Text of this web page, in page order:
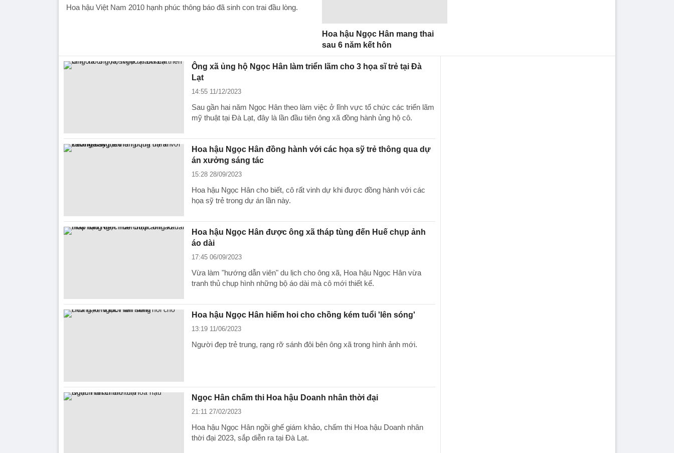
Hoa hậu Việt Nam 2010 hạnh phúc thông báo đã sinh con trai đầu lòng.
Hoa hậu Ngọc Hân mang thai
sau 6 năm kết hôn
Ông xã ủng hộ Ngọc Hân làm triển lãm cho 3 họa sĩ trẻ tại Đà
Lạt
14:55 11/12/2023
Sau gần hai năm Ngọc Hân theo làm việc ở lĩnh vực tổ chức các triển lãm
mỹ thuật tại Đà Lạt, đây là lần đầu tiên ông xã đồng hành ủng hộ cô.
Hoa hậu Ngọc Hân đồng hành với các họa sỹ trẻ thông qua dự
án xưởng sáng tác
15:28 28/09/2023
Hoa hậu Ngọc Hân cho biết, cô rất vinh dự khi được đồng hành với các
họa sỹ trẻ trong dự án lần này.
Hoa hậu Ngọc Hân được ông xã tháp tùng đến Huế chụp ảnh
áo dài
17:45 06/09/2023
Vừa làm "hướng dẫn viên" du lịch cho ông xã, Hoa hậu Ngọc Hân vừa
tranh thủ chụp hình những bộ áo dài mà cô mới thiết kế.
Hoa hậu Ngọc Hân hiếm hoi cho chồng kém tuổi 'lên sóng'
13:19 11/06/2023
Người đẹp trẻ trung, rạng rỡ sánh đôi bên ông xã trong hình ảnh mới.
Ngọc Hân chấm thi Hoa hậu Doanh nhân thời đại
21:11 27/02/2023
Hoa hậu Ngọc Hân ngồi ghế giám khảo, chấm thi Hoa hậu Doanh nhân
thời đại 2023, sắp diễn ra tại Đà Lạt.